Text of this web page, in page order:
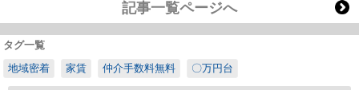
記事一覧ページへ
タグ一覧
地域密着
家賃 仲介手数料無料 〇万円台